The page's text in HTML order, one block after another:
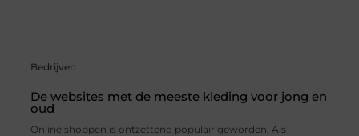
Bedrijven
De websites met de meeste kleding voor jong en
oud
Online shoppen is ontzettend populair geworden. Als